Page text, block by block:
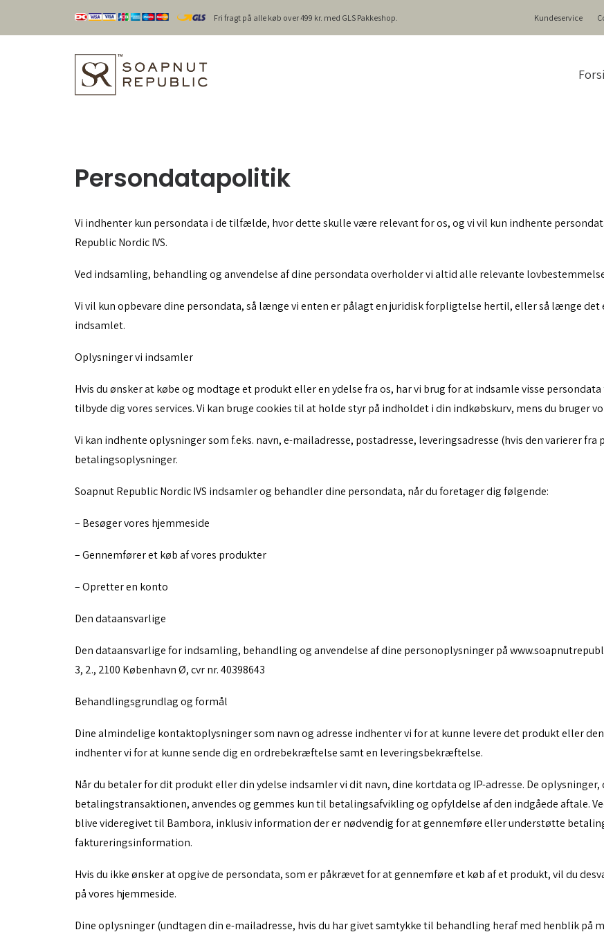
Fri fragt på alle køb over 499 kr. med GLS Pakkeshop. Kundeservice
Persondatapolitik
Vi indhenter kun persondata i de tilfælde, hvor dette skulle være relevant for os, og vi vil kun indhente
Republic Nordic IVS.
Ved indsamling, behandling og anvendelse af dine persondata overholder vi altid alle relevante
Vi vil kun opbevare dine persondata, så længe vi enten er pålagt en juridisk forpligtelse hertil, eller så længe
indsamlet.
Oplysninger vi indsamler
Hvis du ønsker at købe og modtage et produkt eller en ydelse fra os, har vi brug for at indsamle visse
tilbyde dig vores services. Vi kan bruge cookies til at holde styr på indholdet i din indkøbskurv, mens du bruger
Vi kan indhente oplysninger som f.eks. navn, e-mailadresse, postadresse, leveringsadresse (hvis den varierer
betalingsoplysninger.
Soapnut Republic Nordic IVS indsamler og behandler dine persondata, når du foretager dig følgende:
– Besøger vores hjemmeside
– Gennemfører et køb af vores produkter
– Opretter en konto
Den dataansvarlige
Den dataansvarlige for indsamling, behandling og anvendelse af dine personoplysninger på
3, 2., 2100 København Ø, cvr nr. 40398643
Behandlingsgrundlag og formål
Dine almindelige kontaktoplysninger som navn og adresse indhenter vi for at kunne levere det produkt eller
indhenter vi for at kunne sende dig en ordrebekræftelse samt en leveringsbekræftelse.
Når du betaler for dit produkt eller din ydelse indsamler vi dit navn, dine kortdata og IP-adresse. De
betalingstransaktionen, anvendes og gemmes kun til betalingsafvikling og opfyldelse af den indgåede aftale.
blive videregivet til Bambora, inklusiv information der er nødvendig for at gennemføre eller understøtte
faktureringsinformation.
Hvis du ikke ønsker at opgive de persondata, som er påkrævet for at gennemføre et køb af et produkt, vil du
på vores hjemmeside.
Dine oplysninger (undtagen din e-mailadresse, hvis du har givet samtykke til behandling heraf med henblik på